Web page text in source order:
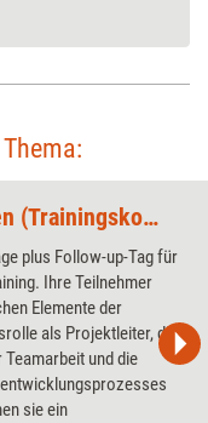
Projekt-Teams erfolgreich führen (Trainingskonzept)
plus Follow-up-Tag für
Ihre Teilnehmer
Elemente der
als Projektleiter, die
und die
sie ein